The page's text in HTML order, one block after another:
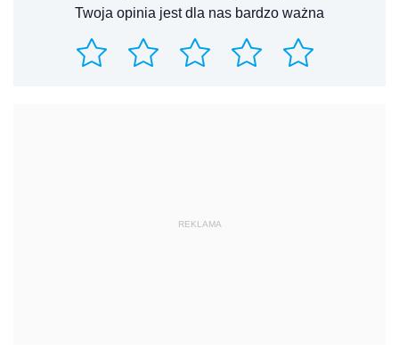
Twoja opinia jest dla nas bardzo ważna
REKLAMA